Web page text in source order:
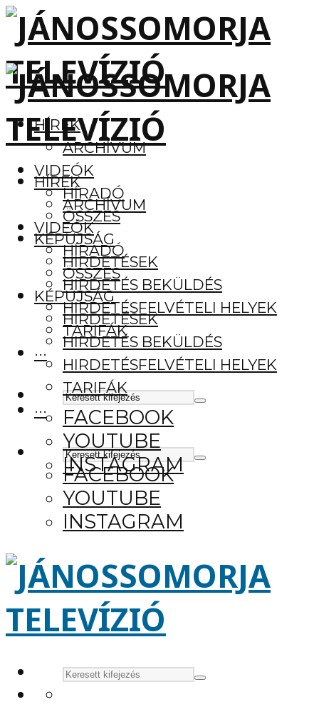
HÍREK
ARCHÍVUM
VIDEÓK
HÍRADÓ
ÖSSZES
KÉPÚJSÁG
HIRDETÉSEK
HIRDETÉS BEKÜLDÉS
HIRDETÉSFELVÉTELI HELYEK
TARIFÁK
···
FACEBOOK
YOUTUBE
INSTAGRAM
HÍREK
ARCHÍVUM
VIDEÓK
HÍRADÓ
ÖSSZES
KÉPÚJSÁG
HIRDETÉSEK
HIRDETÉS BEKÜLDÉS
HIRDETÉSFELVÉTELI HELYEK
TARIFÁK
···
FACEBOOK
YOUTUBE
INSTAGRAM